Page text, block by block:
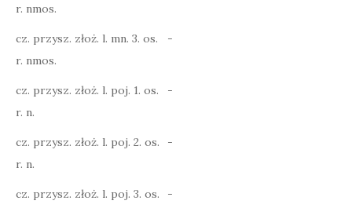
r. nmos.
cz. przysz. złoż. l. mn. 3. os.
r. nmos.
-
cz. przysz. złoż. l. poj. 1. os.
r. n.
-
cz. przysz. złoż. l. poj. 2. os.
r. n.
-
cz. przysz. złoż. l. poj. 3. os.
-